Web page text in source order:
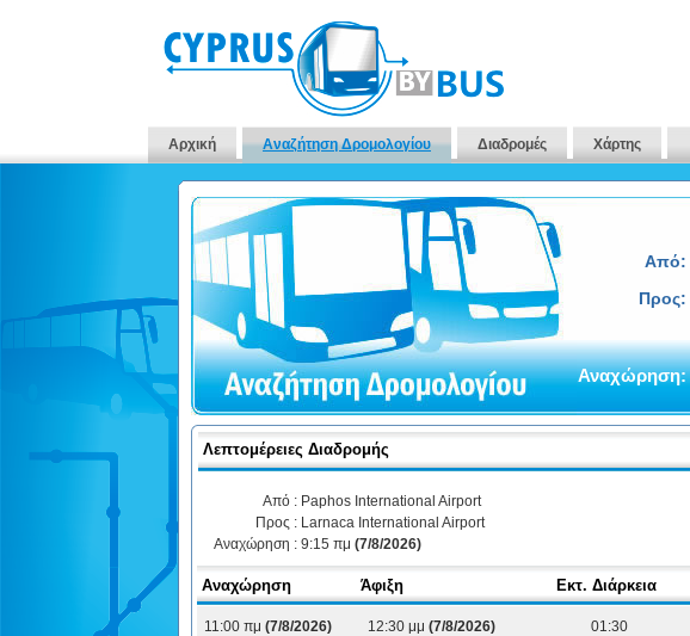
Αρχική Αναζήτηση Δρομολογίου Διαδρομές Χάρτης
Από:
Προς:
Αναχώρηση:
Λεπτομέρειες Διαδρομής
Από : Paphos International Airport
Προς : Larnaca International Airport
Αναχώρηση : 9:15 πμ (7/8/2026)
Αναχώρηση Άφιξη Εκτ. Διάρκεια
11:00 πμ (7/8/2026) 12:30 μμ (7/8/2026) 01:30